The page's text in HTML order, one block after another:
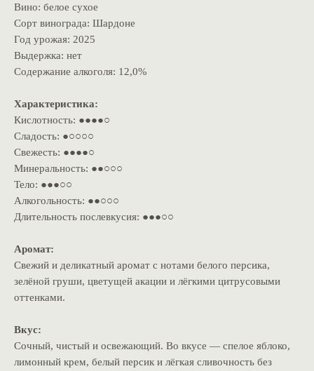
Вино: белое сухое
Сорт винограда: Шардоне
Год урожая: 2025
Выдержка: нет
Содержание алкоголя: 12,0%
Характеристика:
Кислотность: ●●●●○
Сладость: ●○○○○
Свежесть: ●●●●○
Минеральность: ●●○○○
Тело: ●●●○○
Алкогольность: ●●○○○
Длительность послевкусия: ●●●○○
Аромат:
Свежий и деликатный аромат с нотами белого персика,
зелёной груши, цветущей акации и лёгкими цитрусовыми
оттенками.
Вкус:
Сочный, чистый и освежающий. Во вкусе — спелое яблоко,
лимонный крем, белый персик и лёгкая сливочность без